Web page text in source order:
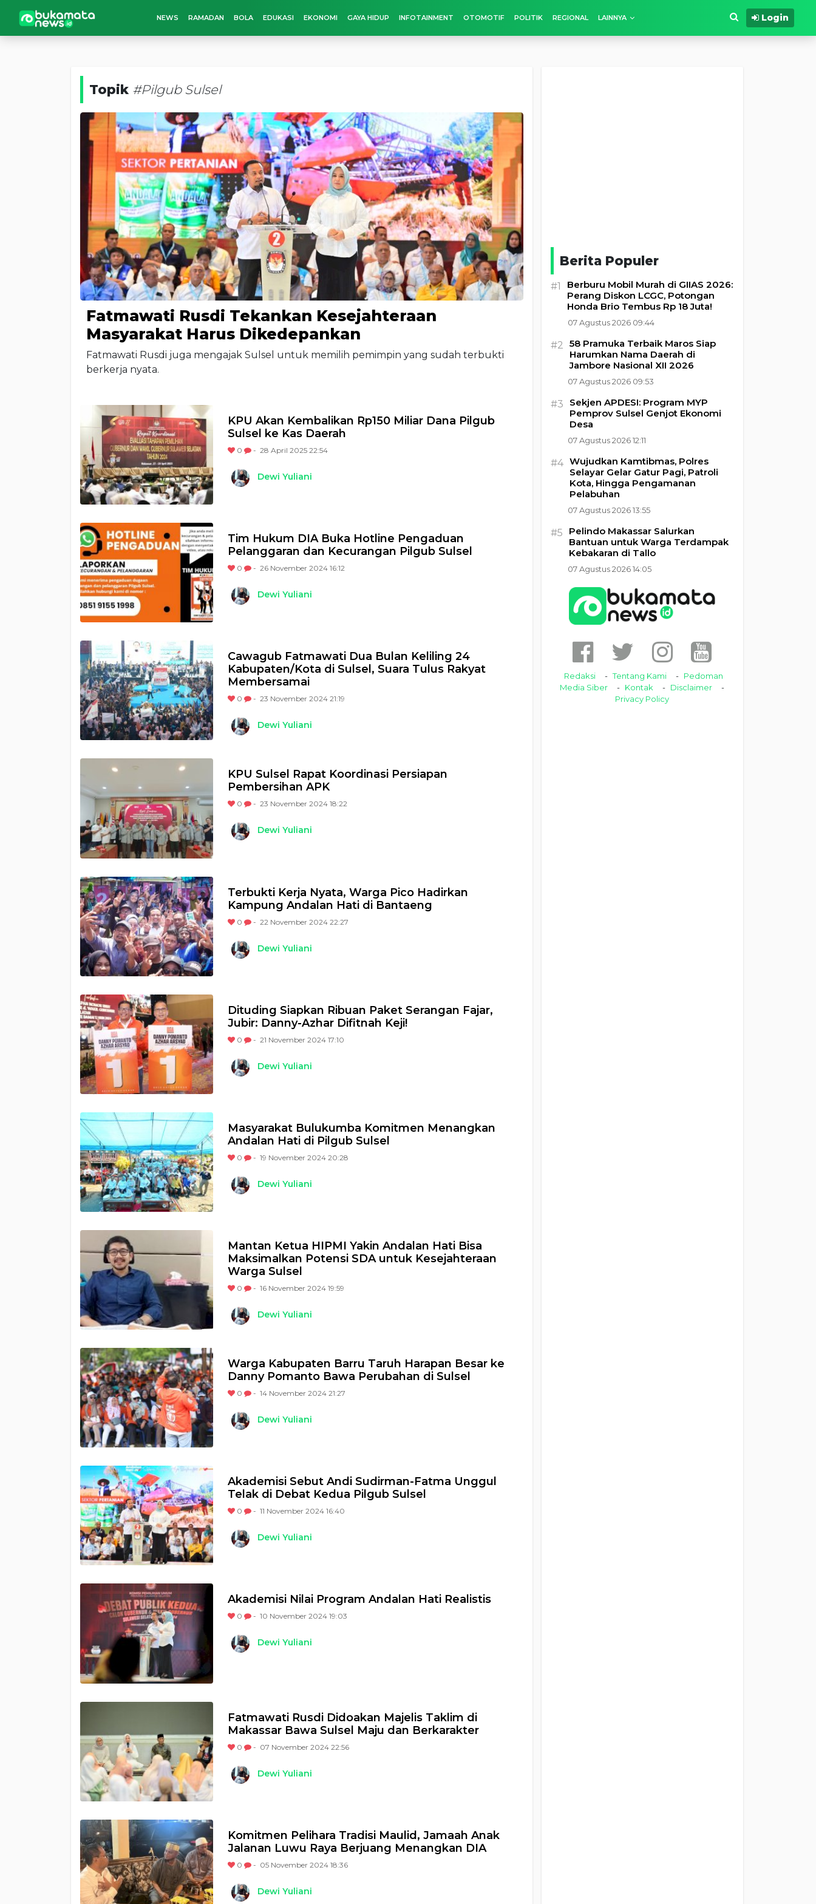
NEWS RAMADAN BOLA EDUKASI EKONOMI GAYA HIDUP INFOTAINMENT OTOMOTIF POLITIK REGIONAL LAINNYA Login
Topik #Pilgub Sulsel
Fatmawati Rusdi Tekankan Kesejahteraan
Masyarakat Harus Dikedepankan
Fatmawati Rusdi juga mengajak Sulsel untuk memilih pemimpin yang sudah terbukti
berkerja nyata.
KPU Akan Kembalikan Rp150 Miliar Dana Pilgub
Sulsel ke Kas Daerah
0 - 28 April 2025 22:54
Dewi Yuliani
Tim Hukum DIA Buka Hotline Pengaduan
Pelanggaran dan Kecurangan Pilgub Sulsel
0 - 26 November 2024 16:12
Dewi Yuliani
Cawagub Fatmawati Dua Bulan Keliling 24
Kabupaten/Kota di Sulsel, Suara Tulus Rakyat
Membersamai
0 - 23 November 2024 21:19
Dewi Yuliani
KPU Sulsel Rapat Koordinasi Persiapan
Pembersihan APK
0 - 23 November 2024 18:22
Dewi Yuliani
Terbukti Kerja Nyata, Warga Pico Hadirkan
Kampung Andalan Hati di Bantaeng
0 - 22 November 2024 22:27
Dewi Yuliani
Dituding Siapkan Ribuan Paket Serangan Fajar,
Jubir: Danny-Azhar Difitnah Keji!
0 - 21 November 2024 17:10
Dewi Yuliani
Masyarakat Bulukumba Komitmen Menangkan
Andalan Hati di Pilgub Sulsel
0 - 19 November 2024 20:28
Dewi Yuliani
Mantan Ketua HIPMI Yakin Andalan Hati Bisa
Maksimalkan Potensi SDA untuk Kesejahteraan
Warga Sulsel
0 - 16 November 2024 19:59
Dewi Yuliani
Warga Kabupaten Barru Taruh Harapan Besar ke
Danny Pomanto Bawa Perubahan di Sulsel
0 - 14 November 2024 21:27
Dewi Yuliani
Akademisi Sebut Andi Sudirman-Fatma Unggul
Telak di Debat Kedua Pilgub Sulsel
0 - 11 November 2024 16:40
Dewi Yuliani
Akademisi Nilai Program Andalan Hati Realistis
0 - 10 November 2024 19:03
Dewi Yuliani
Fatmawati Rusdi Didoakan Majelis Taklim di
Makassar Bawa Sulsel Maju dan Berkarakter
0 - 07 November 2024 22:56
Dewi Yuliani
Komitmen Pelihara Tradisi Maulid, Jamaah Anak
Jalanan Luwu Raya Berjuang Menangkan DIA
0 - 05 November 2024 18:36
Dewi Yuliani
Berita Populer
#1
Berburu Mobil Murah di GIIAS 2026:
Perang Diskon LCGC, Potongan
Honda Brio Tembus Rp 18 Juta!
07 Agustus 2026 09:44
#2 58 Pramuka Terbaik Maros Siap
Harumkan Nama Daerah di
Jambore Nasional XII 2026
07 Agustus 2026 09:53
#3
Sekjen APDESI: Program MYP
Pemprov Sulsel Genjot Ekonomi
Desa
07 Agustus 2026 12:11
#4 Wujudkan Kamtibmas, Polres
Selayar Gelar Gatur Pagi, Patroli
Kota, Hingga Pengamanan
Pelabuhan
07 Agustus 2026 13:55
#5
Pelindo Makassar Salurkan
Bantuan untuk Warga Terdampak
Kebakaran di Tallo
07 Agustus 2026 14:05
Redaksi Tentang Kami
Pedoman
Media Siber
Kontak
Disclaimer
Privacy Policy